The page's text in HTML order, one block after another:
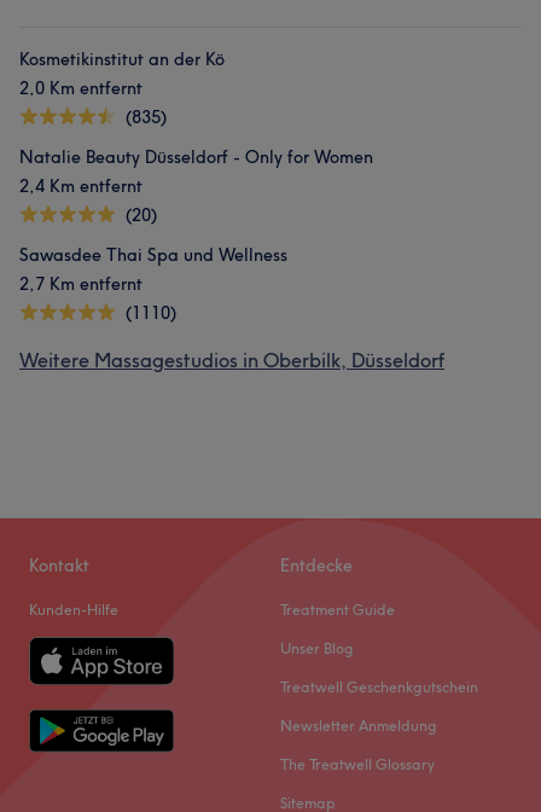
Kosmetikinstitut an der Kö
2,0 Km entfernt
(835)
Natalie Beauty Düsseldorf - Only for Women
2,4 Km entfernt
(20)
Sawasdee Thai Spa und Wellness
2,7 Km entfernt
(1110)
Weitere Massagestudios in Oberbilk, Düsseldorf
Kontakt
Kunden-Hilfe
Entdecke
Treatment Guide
Unser Blog
Treatwell Geschenkgutschein
Newsletter Anmeldung
The Treatwell Glossary
Sitemap